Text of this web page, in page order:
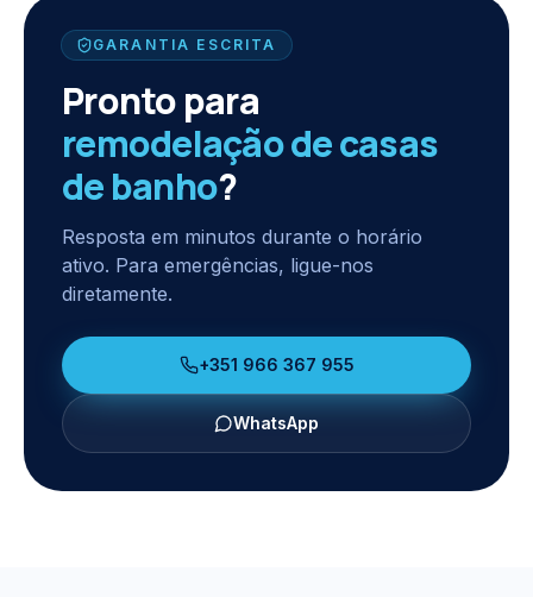
GARANTIA ESCRITA
Pronto para
remodelação de casas
de banho?
Resposta em minutos durante o horário
ativo. Para emergências, ligue-nos
diretamente.
+351 966 367 955
WhatsApp